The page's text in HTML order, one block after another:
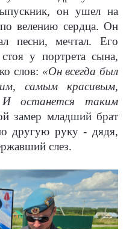
он ушел на
велению сердца. Он
песни, мечтал. Его
у портрета сына,
слов: «Он всегда был
самым красивым,
останется таким
замер младший брат
другую руку - дядя,
слез.